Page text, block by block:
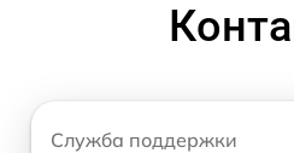
Служба поддержки